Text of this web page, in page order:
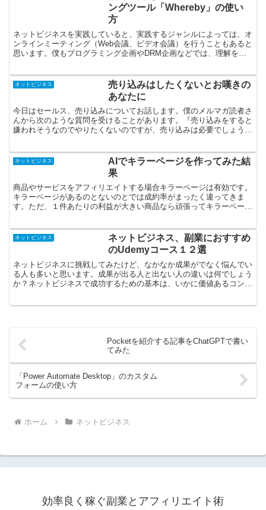
ングツール「Whereby」の使い
方
ネットビジネスを実践していると、実践するジャンルによっては、オ
ンラインミーティング（Web会議、ビデオ会議）を行うこともあると
思います。僕もプログラミング企画やDRM企画などでは、理解を深
ネットビジネス
売り込みはしたくないとお嘆きの
あなたに
今日はセールス、売り込みについてお話します。僕のメルマガ読者さ
んから次のような質問を受けることがあります。『売り込みをすると
嫌われそうなのでやりたくないのですが、売り込みは必要でしょう
ネットビジネス
AIでキラーページを作ってみた結
果
商品やサービスをアフィリエイトする場合キラーページは有効です。
キラーページがあるのとないのとでは成約率がまったく違ってきま
す。ただ、１件あたりの利益が大きい商品なら頑張ってキラーページ
ネットビジネス
ネットビジネス、副業におすすめ
のUdemyコース１２選
ネットビジネスに挑戦してみたけど、なかなか成果がでなく悩んでい
る人も多いと思います。成果が出る人と出ない人の違いは何でしょう
か？ネットビジネスで成功するための基本は、いかに価値あるコンテ
Pocketを紹介する記事をChatGPTで書い
てみた
「Power Automate Desktop」のカスタム
フォームの使い方
ホーム ネットビジネス
効率良く稼ぐ副業とアフィリエイト術